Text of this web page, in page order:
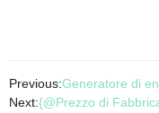
Previous:Generatore di
Next:{@Prezzo di